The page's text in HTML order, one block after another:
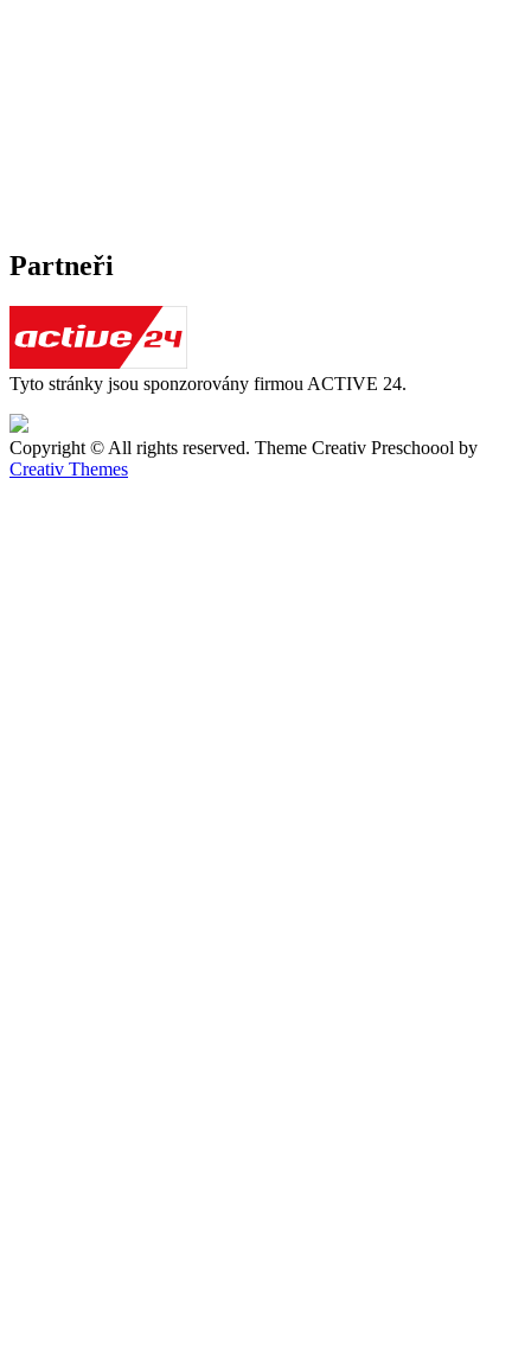
Partneři
Tyto stránky jsou sponzorovány firmou ACTIVE 24.
Copyright © All rights reserved. Theme Creativ Preschoool by
Creativ Themes